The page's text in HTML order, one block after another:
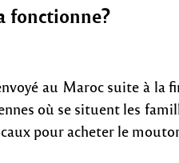
fonctionne?
au Maroc suite à la
où se situent les
pour acheter le